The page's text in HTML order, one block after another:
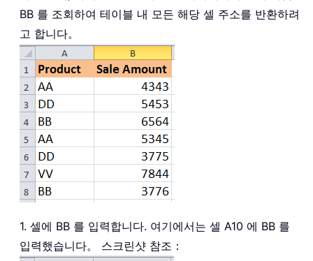
BB 를 조회하여 테이블 내 모든 해당 셀 주소를 반환하려
고 합니다。
1. 셀에 BB 를 입력합니다. 여기에서는 셀 A10 에 BB 를
입력했습니다。 스크린샷 참조：